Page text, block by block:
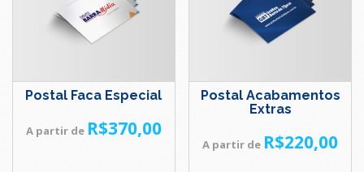
Postal Faca Especial
A partir de R$370,00
Postal Acabamentos
Extras
A partir de R$220,00